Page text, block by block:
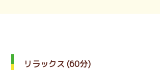
リラックス (60分)